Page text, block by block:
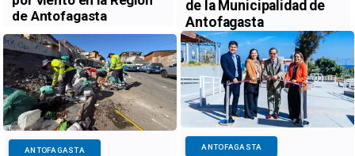
de Antofagasta
de la Municipalidad de
Antofagasta
ANTOFAGASTA ANTOFAGASTA